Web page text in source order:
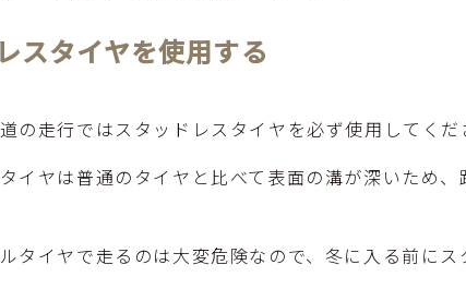
スタイヤを使用する
の走行ではスタッドレスタイヤを必ず使用してくだ
イヤは普通のタイヤと比べて表面の溝が深いため
タイヤで走るのは大変危険なので、冬に入る前に